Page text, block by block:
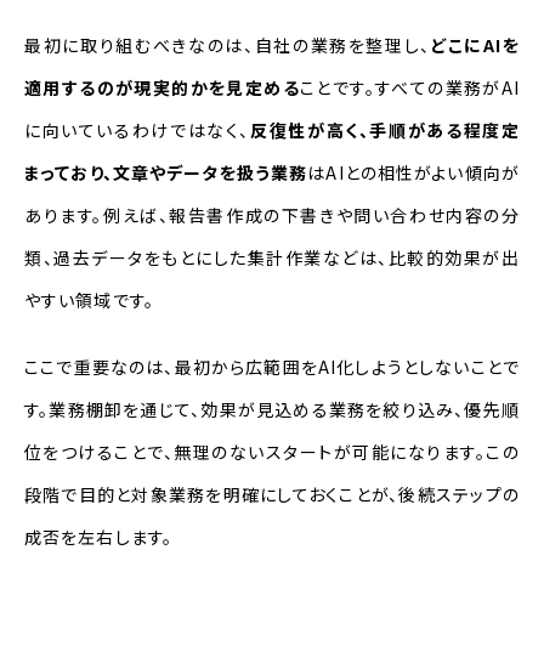
最初に取り組むべきなのは、自社の業務を整理し、 どこにAIを
適用するのが現実的かを見定めることです。すべての業務がAI
に向いているわけではなく、 反復性が高く、手順がある程度定
まっており、文章やデータを扱う業務はAIとの相性がよい傾向が
あります。例えば、報告書作成の下書きや問い合わせ内容の分
類、過去データをもとにした集計作業などは、比較的効果が出
やすい領域です。
ここで重要なのは、最初から広範囲をAI化しようとしないことで
す。業務棚卸を通じて、効果が見込める業務を絞り込み、優先順
位をつけることで、無理のないスタートが可能になります。この
段階で目的と対象業務を明確にしておくことが、後続ステップの
成否を左右します。